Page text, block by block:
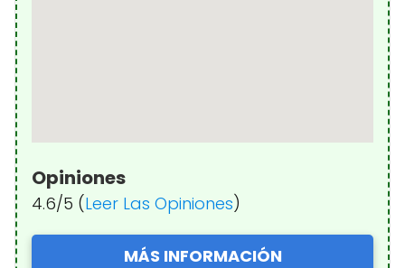
Opiniones
4.6/5 (Leer Las Opiniones)
MÁS INFORMACIÓN